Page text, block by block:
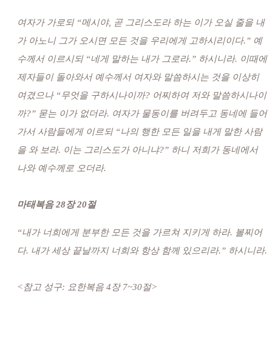
여자가 가로되 “메시야, 곧 그리스도라 하는 이가 오실 줄을 내
가 아노니 그가 오시면 모든 것을 우리에게 고하시리이다.” 예
수께서 이르시되 “네게 말하는 내가 그로라.” 하시니라. 이때에
제자들이 돌아와서 예수께서 여자와 말씀하시는 것을 이상히
여겼으나 “무엇을 구하시나이까? 어찌하여 저와 말씀하시나이
까?” 묻는 이가 없더라. 여자가 물동이를 버려두고 동네에 들어
가서 사람들에게 이르되 “나의 행한 모든 일을 내게 말한 사람
을 와 보라. 이는 그리스도가 아니냐?” 하니 저희가 동네에서
나와 예수께로 오더라.
마태복음 28장 20절
“내가 너희에게 분부한 모든 것을 가르쳐 지키게 하라. 볼찌어
다. 내가 세상 끝날까지 너희와 항상 함께 있으리라.” 하시니라.
<참고 성구: 요한복음 4장 7~30절>